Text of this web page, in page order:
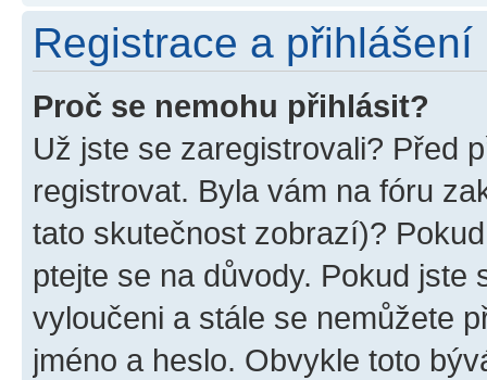
Registrace a přihlášení
Proč se nemohu přihlásit?
Už jste se zaregistrovali? Před
registrovat. Byla vám na fóru
tato skutečnost zobrazí)?
ptejte se na důvody. Pokud jste
vyloučeni a stále se nemůžete
jméno a heslo. Obvykle toto